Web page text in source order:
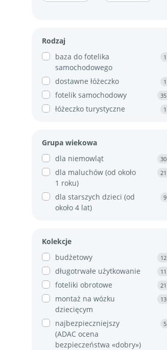
Rodzaj
baza do fotelika
samochodowego
1
dostawne łóżeczko 1
fotelik samochodowy 35
łóżeczko turystyczne 1
Grupa wiekowa
dla niemowląt
30
dla maluchów (od około
1 roku)
21
dla starszych dzieci (od
około 4 lat)
9
Kolekcje
budżetowy
12
długotrwałe użytkowanie 11
foteliki obrotowe 21
montaż na wózku
dziecięcym
13
najbezpieczniejszy
(ADAC ocena
bezpieczeństwa «dobry»)
5